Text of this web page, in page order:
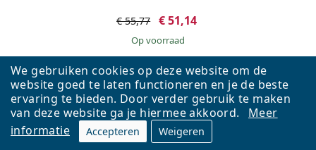
We gebruiken cookies op deze website om de
website goed te laten functioneren en je de beste
ervaring te bieden. Door verder gebruik te maken
van deze website ga je hiermee akkoord.
Meer
informatie
Accepteren Weigeren
€ 55,77 € 51,14
op voorraad